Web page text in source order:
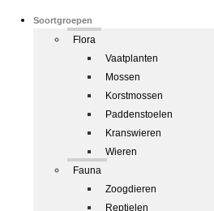
Soortgroepen
Flora
Vaatplanten
Mossen
Korstmossen
Paddenstoelen
Kranswieren
Wieren
Fauna
Zoogdieren
Reptielen